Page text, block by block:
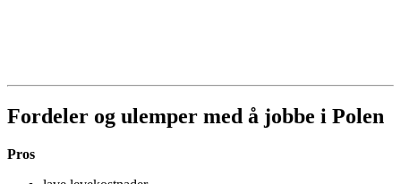
Fordeler og ulemper med å jobbe i Polen
Pros